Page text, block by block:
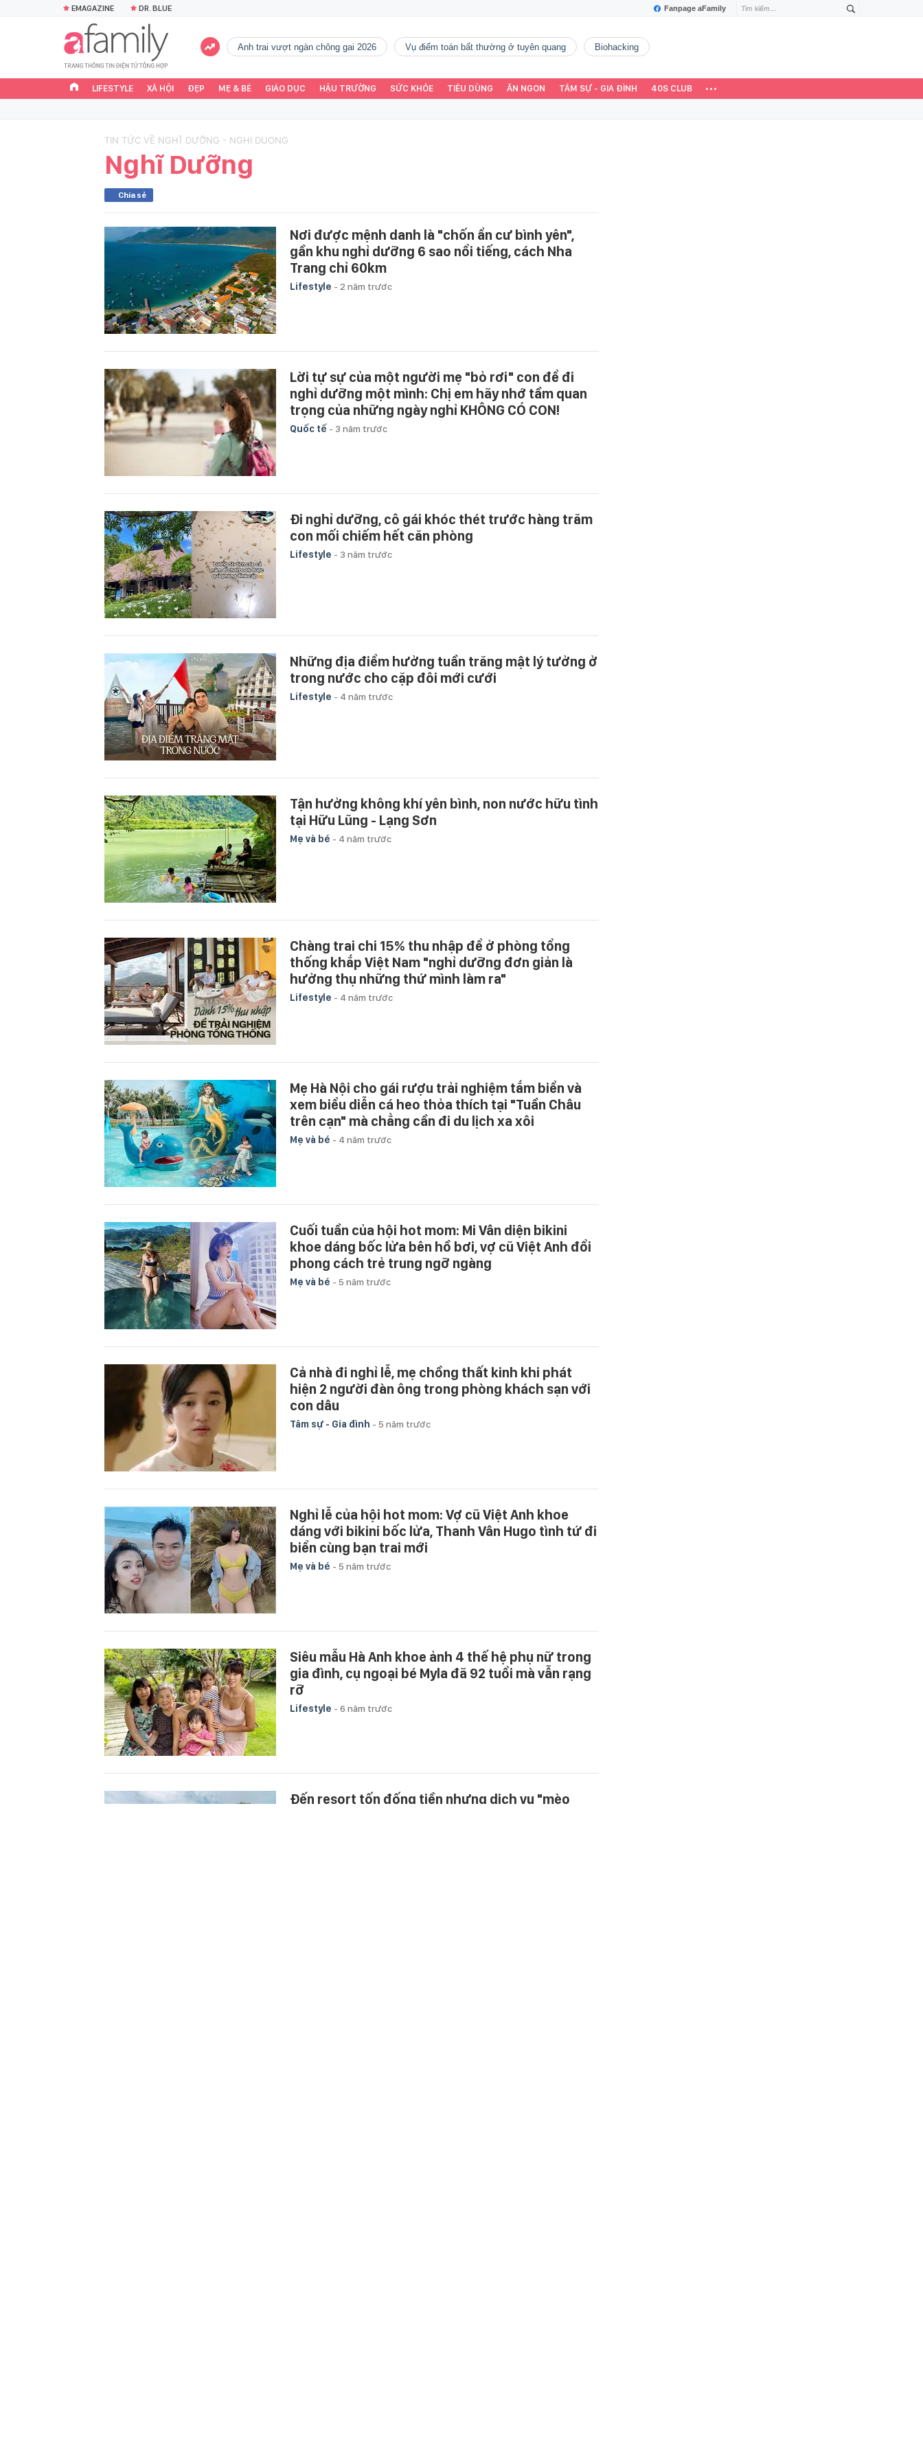
Fanpage aFamily
EMAGAZINE DR. BLUE
Anh trai vượt ngàn chông gai 2026 vụ điểm toán bất thường ở tuyên quang Biohacking
LIFESTYLE XÃ HỘI ĐẸP MẸ & BÉ GIÁO DỤC HẬU TRƯỜNG SỨC KHỎE TIÊU DÙNG ĂN NGON TÂM SỰ - GIA ĐÌNH 40S CLUB
TIN TỨC VỀ NGHĨ DƯỠNG - NGHI DUONG
Nghĩ Dưỡng
Chia sẻ
Nơi được mệnh danh là "chốn ẩn cư bình yên",
gần khu nghỉ dưỡng 6 sao nổi tiếng, cách Nha
Trang chỉ 60km
Lifestyle - 2 năm trước
Lời tự sự của một người mẹ "bỏ rơi" con để đi
nghỉ dưỡng một mình: Chị em hãy nhớ tầm quan
trọng của những ngày nghỉ KHÔNG CÓ CON!
Quốc tế - 3 năm trước
Đi nghỉ dưỡng, cô gái khóc thét trước hàng trăm
con mối chiếm hết căn phòng
Lifestyle - 3 năm trước
Những địa điểm hưởng tuần trăng mật lý tưởng ở
trong nước cho cặp đôi mới cưới
Lifestyle - 4 năm trước
Tận hưởng không khí yên bình, non nước hữu tình
tại Hữu Lũng - Lạng Sơn
Mẹ và bé - 4 năm trước
Chàng trai chi 15% thu nhập để ở phòng tổng
thống khắp Việt Nam "nghỉ dưỡng đơn giản là
hưởng thụ những thứ mình làm ra"
Lifestyle - 4 năm trước
Mẹ Hà Nội cho gái rượu trải nghiệm tắm biển và
xem biểu diễn cá heo thỏa thích tại "Tuần Châu
trên cạn" mà chẳng cần đi du lịch xa xôi
Mẹ và bé - 4 năm trước
Cuối tuần của hội hot mom: Mi Vân diện bikini
khoe dáng bốc lửa bên hồ bơi, vợ cũ Việt Anh đổi
phong cách trẻ trung ngỡ ngàng
Mẹ và bé - 5 năm trước
Cả nhà đi nghỉ lễ, mẹ chồng thất kinh khi phát
hiện 2 người đàn ông trong phòng khách sạn với
con dâu
Tâm sự - Gia đình - 5 năm trước
Nghỉ lễ của hội hot mom: Vợ cũ Việt Anh khoe
dáng với bikini bốc lửa, Thanh Vân Hugo tình tứ đi
biển cùng bạn trai mới
Mẹ và bé - 5 năm trước
Siêu mẫu Hà Anh khoe ảnh 4 thế hệ phụ nữ trong
gia đình, cụ ngoại bé Myla đã 92 tuổi mà vẫn rạng
rỡ
Lifestyle - 6 năm trước
Đến resort tốn đống tiền nhưng dịch vụ "mèo